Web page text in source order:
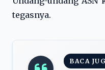
tegasnya.
BACA